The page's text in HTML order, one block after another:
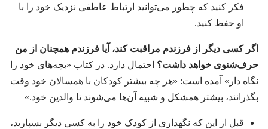
فکر کنید که چطور می‌توانید ارتباط عاطفی نزدیک خود را با
او حفظ کنید.‏
اگر کسی دیگر از فرزندم مراقبت کند،‏ آیا فرزندم همچنان از من
حرف‌شنوی خواهد داشت؟‏ احتمال دارد.‏ در کتاب «بچه‌های خود را
نگاه دار» آمده است:‏ «هر چه بیشتر کودکان با همسالان خود وقت
بگذرانند،‏ بیشتر همشکل و شبیه آن‌ها می‌شوند تا والدین خود.‏»‏
قبل از این که نگهداری از کودک خود را به کسی دیگر بسپارید،‏